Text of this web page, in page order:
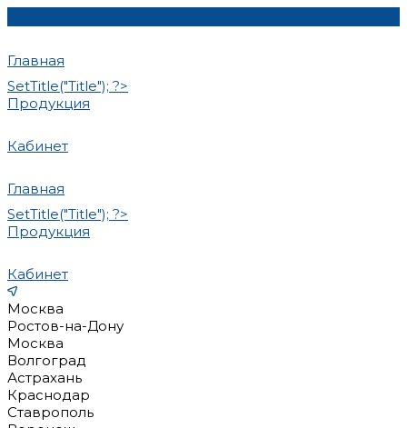
Главная
SetTitle("Title"); ?>
Продукция
Кабинет
Главная
SetTitle("Title"); ?>
Продукция
Кабинет
Москва
Ростов-на-Дону
Москва
Волгоград
Астрахань
Краснодар
Ставрополь